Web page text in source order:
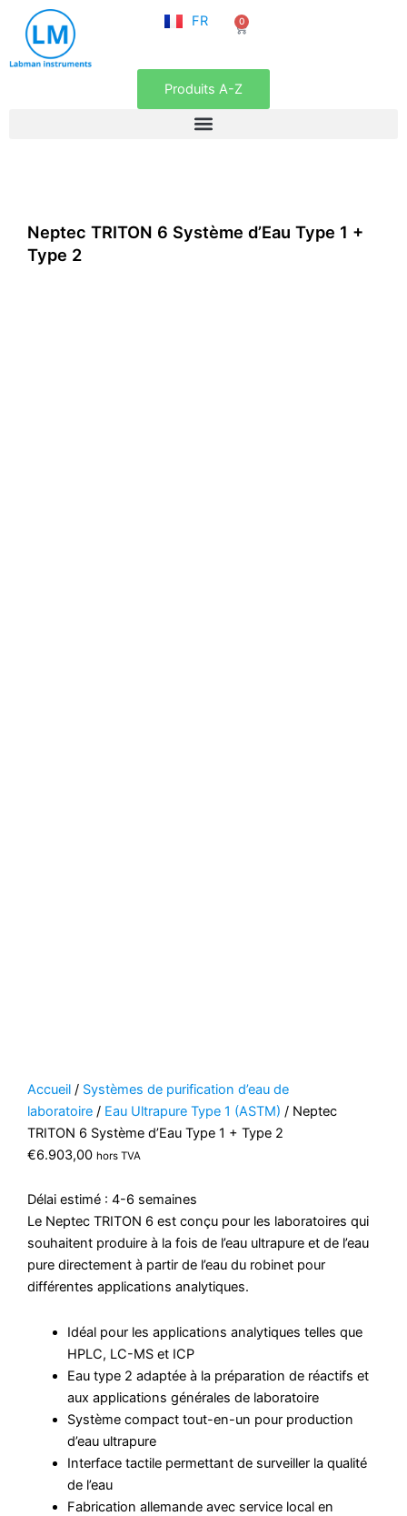
contenu
FR
EN
0
Panier
Produits A-Z
Neptec TRITON 6 Système d’Eau Type 1 +
Type 2
Accueil / Systèmes de purification d’eau de
laboratoire / Eau Ultrapure Type 1 (ASTM) / Neptec
TRITON 6 Système d’Eau Type 1 + Type 2
€6.903,00 hors TVA
Délai estimé : 4-6 semaines
Le Neptec TRITON 6 est conçu pour les laboratoires qui
souhaitent produire à la fois de l’eau ultrapure et de l’eau
pure directement à partir de l’eau du robinet pour
différentes applications analytiques.
Idéal pour les applications analytiques telles que
HPLC, LC-MS et ICP
Eau type 2 adaptée à la préparation de réactifs et
aux applications générales de laboratoire
Système compact tout-en-un pour production
d’eau ultrapure
Interface tactile permettant de surveiller la qualité
de l’eau
Fabrication allemande avec service local en